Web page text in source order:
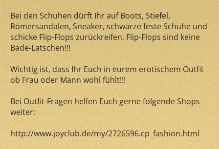
Bei den Schuhen dürft Ihr auf Boots, Stiefel,
Römersandalen, Sneaker, schwarze feste Schuhe und
schicke Flip-Flops zurückreifen. Flip-Flops sind keine
Bade-Latschen!!!
Wichtig ist, dass Ihr Euch in eurem erotischem Outfit
ob Frau oder Mann wohl fühlt!!!
Bei Outfit-Fragen helfen Euch gerne folgende Shops
weiter:
http://www.joyclub.de/my/2726596.cp_fashion.html